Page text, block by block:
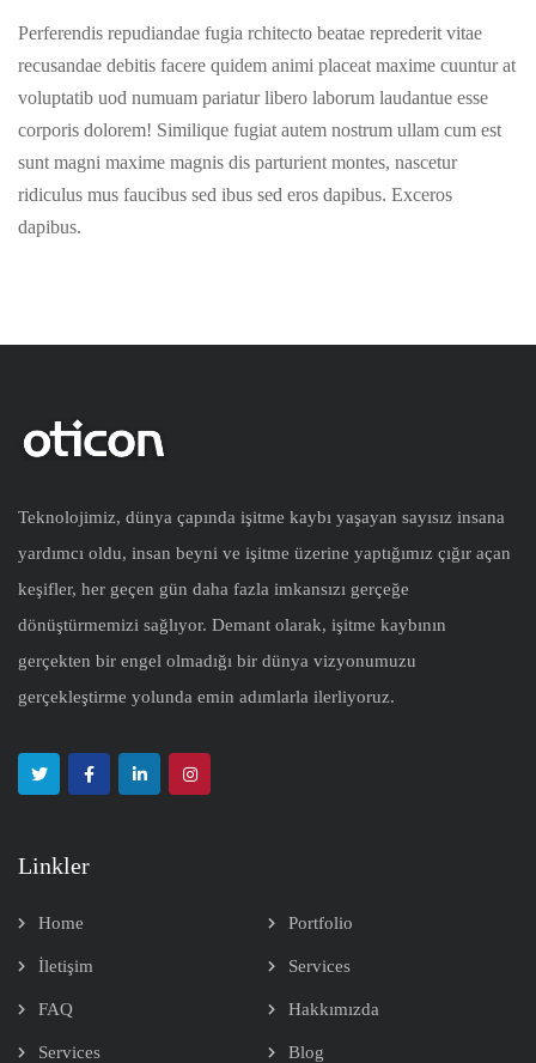
Perferendis repudiandae fugia rchitecto beatae reprederit vitae
recusandae debitis facere quidem animi placeat maxime cuuntur at
voluptatib uod numuam pariatur libero laborum laudantue esse
corporis dolorem! Similique fugiat autem nostrum ullam cum est
sunt magni maxime magnis dis parturient montes, nascetur
ridiculus mus faucibus sed ibus sed eros dapibus. Exceros
dapibus.
Teknolojimiz, dünya çapında işitme kaybı yaşayan sayısız insana
yardımcı oldu, insan beyni ve işitme üzerine yaptığımız çığır açan
keşifler, her geçen gün daha fazla imkansızı gerçeğe
dönüştürmemizi sağlıyor. Demant olarak, işitme kaybının
gerçekten bir engel olmadığı bir dünya vizyonumuzu
gerçekleştirme yolunda emin adımlarla ilerliyoruz.
Linkler
Home Portfolio
İletişim Services
FAQ Hakkımızda
Services Blog